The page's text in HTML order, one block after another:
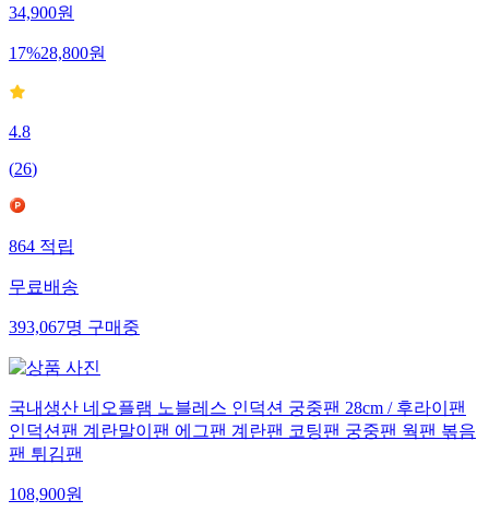
34,900원
17%28,800원
4.8
(26)
864 적립
무료배송
393,067명 구매중
국내생산 네오플램 노블레스 인덕션 궁중팬 28cm / 후라이팬
인덕션팬 계란말이팬 에그팬 계란팬 코팅팬 궁중팬 웍팬 볶음
팬 튀김팬
108,900원